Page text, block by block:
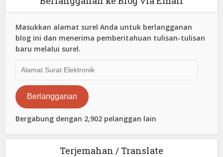
Masukkan alamat surel Anda untuk berlangganan
blog ini dan menerima pemberitahuan tulisan-tulisan
baru melalui surel.
Surat
Elektronik
Berlangganan
Bergabung dengan 2,902 pelanggan lain
Terjemahan / Translate